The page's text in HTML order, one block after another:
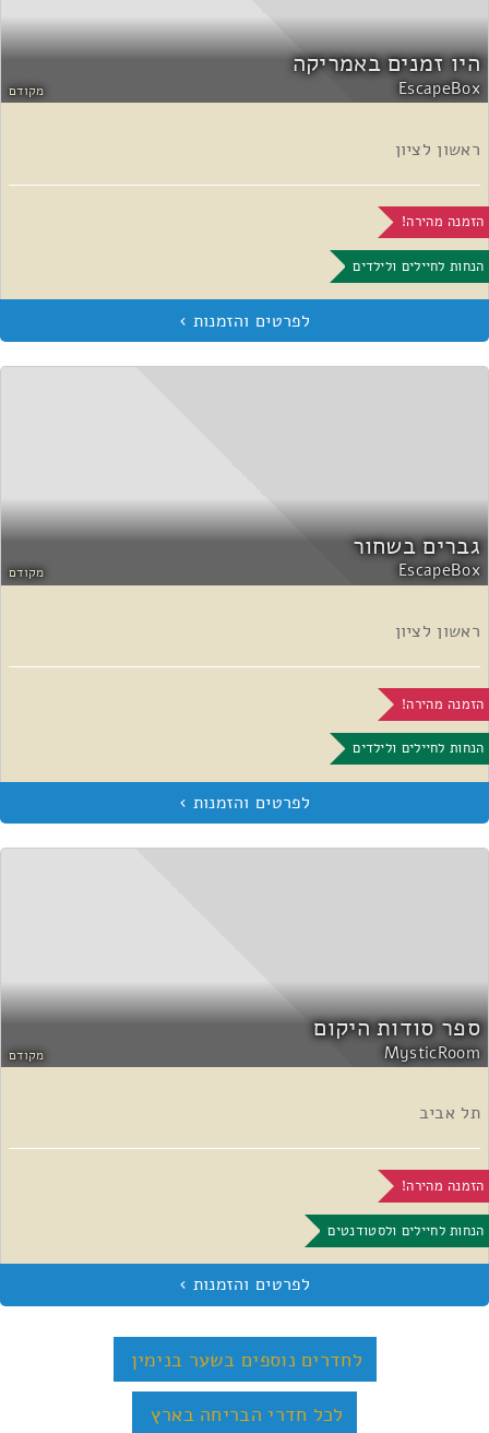
היו זמנים באמריקה
EscapeBox מקודם
ראשון לציון
הזמנה מהירה!
הנחות לחיילים ולילדים
גברים בשחור
EscapeBox מקודם
ראשון לציון
הזמנה מהירה!
הנחות לחיילים ולילדים
ספר סודות היקום
MysticRoom מקודם
תל אביב
הזמנה מהירה!
הנחות לחיילים ולסטודנטים
לחדרים נוספים בשער בנימין
לכל חדרי הבריחה בארץ